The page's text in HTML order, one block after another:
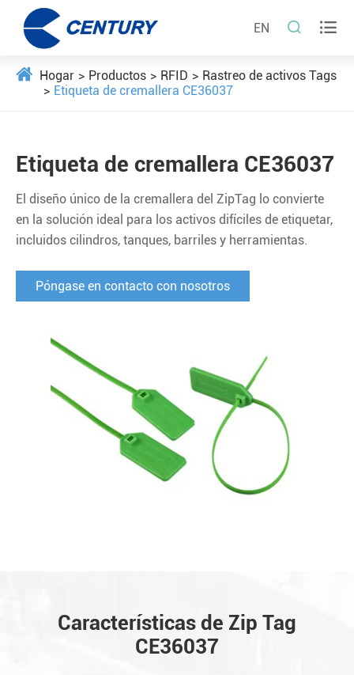
EN  
Hogar Productos RFID
Rastreo de activos Tags
Etiqueta de cremallera CE36037
Etiqueta de cremallera CE36037
El diseño único de la cremallera del ZipTag lo convierte
en la solución ideal para los activos difíciles de etiquetar,
incluidos cilindros, tanques, barriles y herramientas.
Póngase en contacto con nosotros
Características de Zip Tag
CE36037